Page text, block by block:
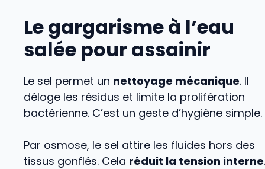
Le gargarisme à l’eau
salée pour assainir
Le sel permet un nettoyage mécanique. Il
déloge les résidus et limite la prolifération
bactérienne. C’est un geste d’hygiène simple.
Par osmose, le sel attire les fluides hors des
tissus gonflés. Cela réduit la tension interne.